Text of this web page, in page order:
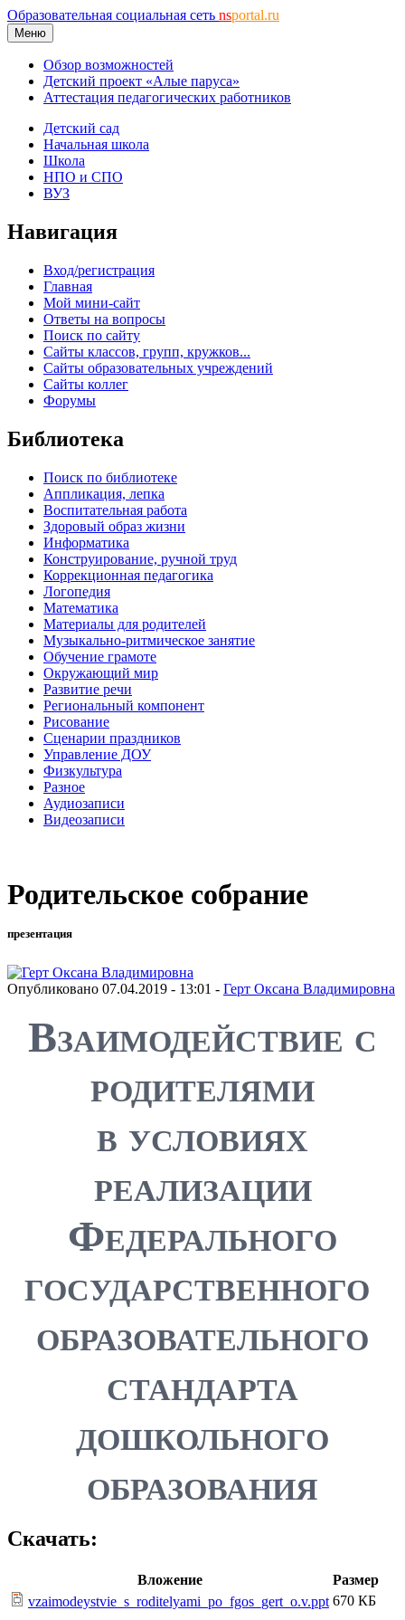
Образовательная социальная сеть nsportal.ru
Меню
Обзор возможностей
Детский проект «Алые паруса»
Аттестация педагогических работников
Детский сад
Начальная школа
Школа
НПО и СПО
ВУЗ
Навигация
Вход/регистрация
Главная
Мой мини-сайт
Ответы на вопросы
Поиск по сайту
Сайты классов, групп, кружков...
Сайты образовательных учреждений
Сайты коллег
Форумы
Библиотека
Поиск по библиотеке
Аппликация, лепка
Воспитательная работа
Здоровый образ жизни
Информатика
Конструирование, ручной труд
Коррекционная педагогика
Логопедия
Математика
Материалы для родителей
Музыкально-ритмическое занятие
Обучение грамоте
Окружающий мир
Развитие речи
Региональный компонент
Рисование
Сценарии праздников
Управление ДОУ
Физкультура
Разное
Аудиозаписи
Видеозаписи
Родительское собрание
презентация
Опубликовано 07.04.2019 - 13:01 - Герт Оксана Владимировна
Взаимодействие с
родителями
в условиях
реализации
Федерального
государственного
образовательного
стандарта
дошкольного
образования
Скачать:
Вложение
Размер
vzaimodeystvie_s_roditelyami_po_fgos_gert_o.v.ppt 670 КБ